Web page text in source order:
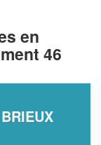
en
46